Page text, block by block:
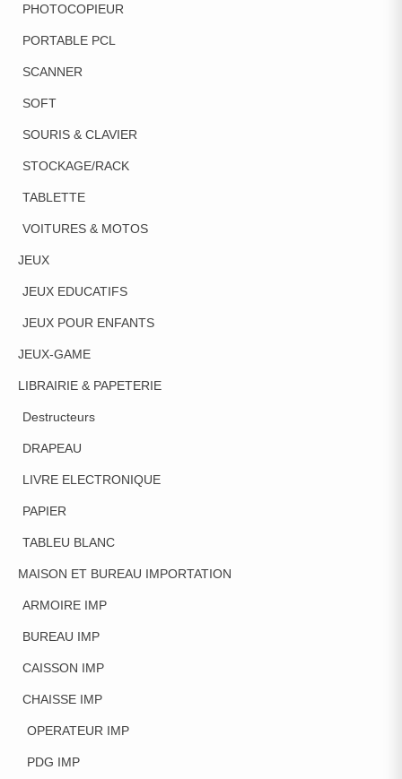
PHOTOCOPIEUR
PORTABLE PCL
SCANNER
SOFT
SOURIS & CLAVIER
STOCKAGE/RACK
TABLETTE
VOITURES & MOTOS
JEUX
JEUX EDUCATIFS
JEUX POUR ENFANTS
JEUX-GAME
LIBRAIRIE & PAPETERIE
Destructeurs
DRAPEAU
LIVRE ELECTRONIQUE
PAPIER
TABLEU BLANC
MAISON ET BUREAU IMPORTATION
ARMOIRE IMP
BUREAU IMP
CAISSON IMP
CHAISSE IMP
OPERATEUR IMP
PDG IMP